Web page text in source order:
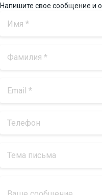
Напишите свое сообщение и